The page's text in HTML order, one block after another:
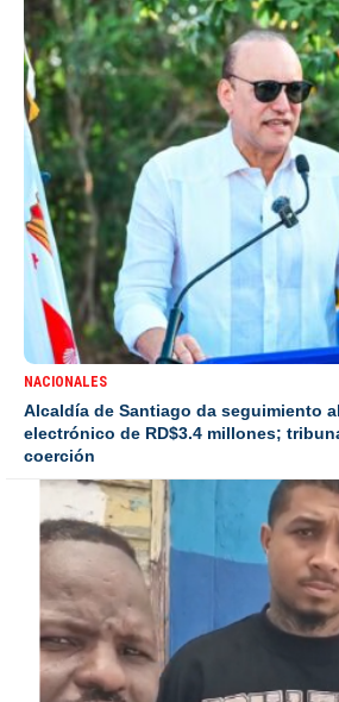
NACIONALES
Alcaldía de Santiago da seguimiento
electrónico de RD$3.4 millones;
coerción